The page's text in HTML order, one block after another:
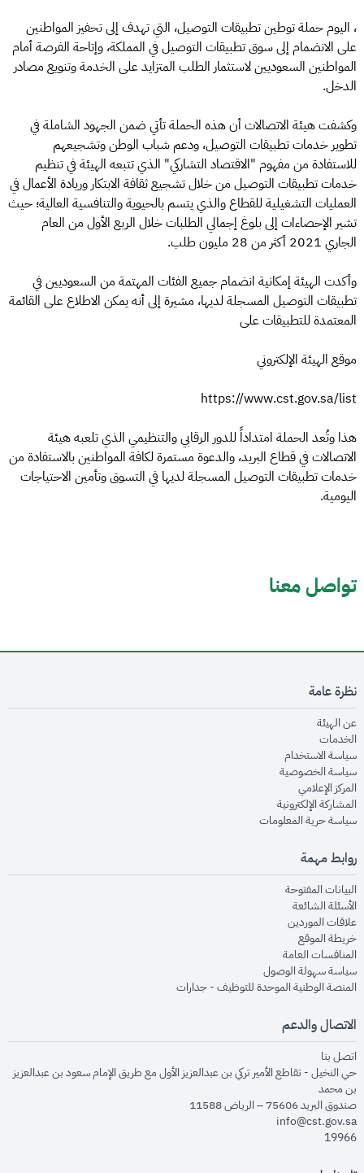
، اليوم حملة توطين تطبيقات التوصيل، التي تهدف إلى تحفيز المواطنين
على الانضمام إلى سوق تطبيقات التوصيل في المملكة، وإتاحة الفرصة أمام
المواطنين السعوديين لاستثمار الطلب المتزايد على الخدمة وتنويع مصادر
الدخل.
وكشفت هيئة الاتصالات أن هذه الحملة تأتي ضمن الجهود الشاملة في
تطوير خدمات تطبيقات التوصيل، ودعم شباب الوطن وتشجيعهم
للاستفادة من مفهوم "الاقتصاد التشاركي" الذي تتبعه الهيئة في تنظيم
خدمات تطبيقات التوصيل من خلال تشجيع ثقافة الابتكار وريادة الأعمال في
العمليات التشغيلية للقطاع والذي يتسم بالحيوية والتنافسية العالية؛ حيث
تشير الإحصاءات إلى بلوغ إجمالي الطلبات خلال الربع الأول من العام
الجاري 2021 أكثر من 28 مليون طلب.
وأكدت الهيئة إمكانية انضمام جميع الفئات المهتمة من السعوديين في
تطبيقات التوصيل المسجلة لديها، مشيرة إلى أنه يمكن الاطلاع على القائمة
المعتمدة للتطبيقات على
موقع الهيئة الإلكتروني
https://www.cst.gov.sa/list
هذا وتُعد الحملة امتداداً للدور الرقابي والتنظيمي الذي تلعبه هيئة
الاتصالات في قطاع البريد، والدعوة مستمرة لكافة المواطنين بالاستفادة من
خدمات تطبيقات التوصيل المسجلة لديها في التسوق وتأمين الاحتياجات
اليومية.
تواصل معنا
نظرة عامة
عن الهيئةopens in new window
الخدماتopens in new window
سياسة الاستخدامopens in new window
سياسة الخصوصيةopens in new window
المركز الإعلاميopens in new window
المشاركة الإلكترونيةopens in new window
سياسة حرية المعلوماتopens in new window
روابط مهمة
البيانات المفتوحةopens in new window
الأسئلة الشائعةopens in new window
علاقات الموردينopens in new window
خريطة الموقعopens in new window
المنافسات العامةopens in new window
سياسة سهولة الوصولopens in new window
المنصة الوطنية الموحدة للتوظيف - جداراتopens in new window
الاتصال والدعم
اتصل بنا
حي النخيل - تقاطع الأمير تركي بن عبدالعزيز الأول مع طريق الإمام سعود بن عبدالعزيز
بن محمد
صندوق البريد 75606 – الرياض 11588
info@cst.gov.sa
19966